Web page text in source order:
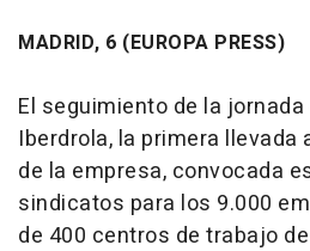
MADRID, 6 (EUROPA PRESS)
El seguimiento de la jornada
Iberdrola, la primera llevada
de la empresa, convocada
sindicatos para los 9.000
de 400 centros de trabajo